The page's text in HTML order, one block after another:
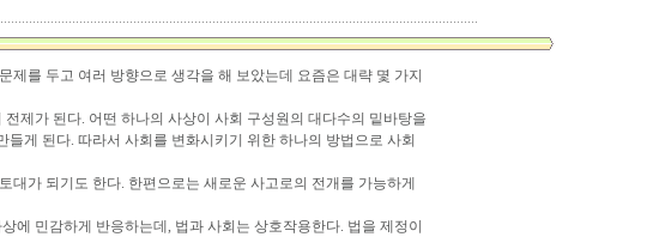
를 두고 여러 방향으로 생각을 해 보았는데 요즘은 대략 몇 가지
제가 된다. 어떤 하나의 사상이 사회 구성원의 대다수의 밑바탕을
게 된다. 따라서 사회를 변화시키기 위한 하나의 방법으로 사회
가 되기도 한다. 한편으로는 새로운 사고로의 전개를 가능하게
에 민감하게 반응하는데, 법과 사회는 상호작용한다. 법을 제정이